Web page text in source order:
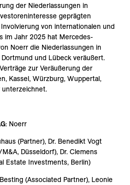
der Niederlassungen in
geprägten
von internationalen und
im Jahr 2025 hat Mercedes-
Noerr die Niederlassungen in
Dortmund und Lübeck veräußert.
zur Veräußerung der
Kassel, Würzburg, Wuppertal,
unterzeichnet.
: Noerr
(Partner), Dr. Benedikt Vogt
Düsseldorf), Dr. Clemens
Estate Investments, Berlin)
(Associated Partner), Leonie